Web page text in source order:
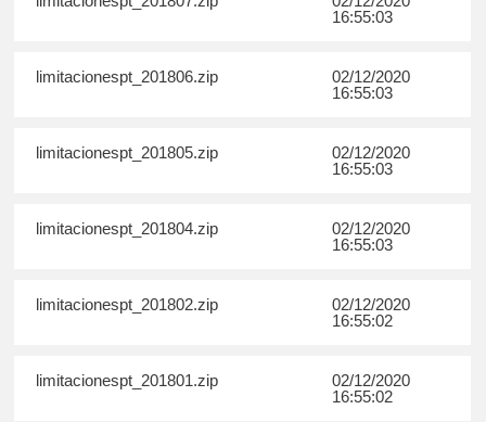
16:55:03
limitacionespt_201806.zip
02/12/2020
16:55:03
limitacionespt_201805.zip
02/12/2020
16:55:03
limitacionespt_201804.zip
02/12/2020
16:55:03
limitacionespt_201802.zip
02/12/2020
16:55:02
limitacionespt_201801.zip
02/12/2020
16:55:02